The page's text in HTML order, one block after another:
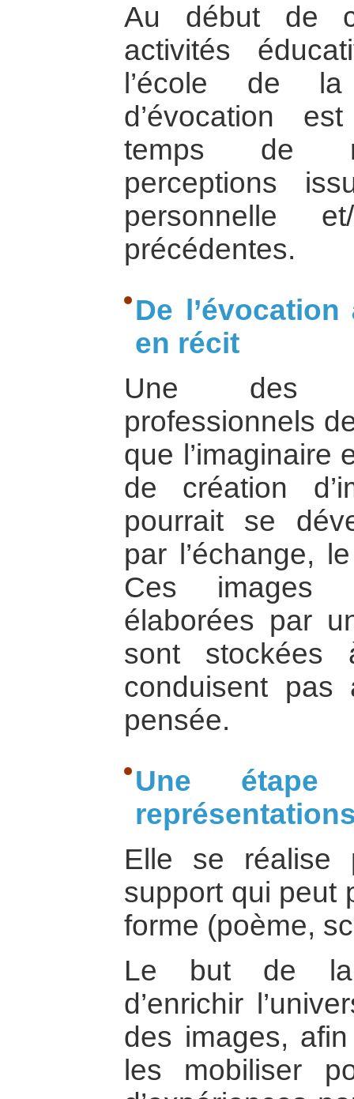
Au début de
activités
l’école de
d’évocation
temps de
perceptions
personnelle
précédentes.
De
en récit
Une des
professionnels
que l’imaginaire
de création
pourrait se
par l’échange,
Ces images
élaborées par
sont
conduisent pas
pensée.
Une étape
Elle se réalise
support qui peut
forme (poème,
Le but de la
d’enrichir
des images,
les mobiliser